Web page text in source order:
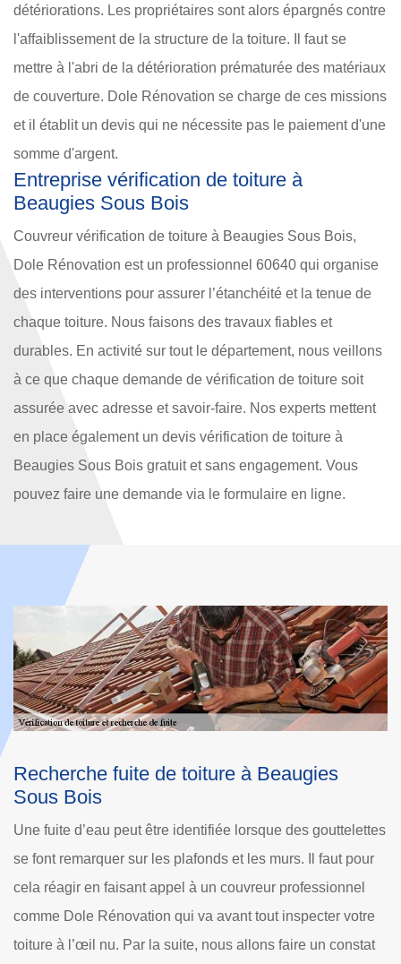
détériorations. Les propriétaires sont alors épargnés contre
l'affaiblissement de la structure de la toiture. Il faut se
mettre à l'abri de la détérioration prématurée des matériaux
de couverture. Dole Rénovation se charge de ces missions
et il établit un devis qui ne nécessite pas le paiement d'une
somme d'argent.
Entreprise vérification de toiture à
Beaugies Sous Bois
Couvreur vérification de toiture à Beaugies Sous Bois,
Dole Rénovation est un professionnel 60640 qui organise
des interventions pour assurer l’étanchéité et la tenue de
chaque toiture. Nous faisons des travaux fiables et
durables. En activité sur tout le département, nous veillons
à ce que chaque demande de vérification de toiture soit
assurée avec adresse et savoir-faire. Nos experts mettent
en place également un devis vérification de toiture à
Beaugies Sous Bois gratuit et sans engagement. Vous
pouvez faire une demande via le formulaire en ligne.
Spécialiste recherche de fuite de toiture à
Beaugies Sous Bois
Active en ce qui concerne l’entretien et le traitement de
toiture, l’équipe couvreur vérification de toiture à Beaugies
Sous Bois chez Dole Rénovation dispose un service
adéquat à chaque demande. Nous travaillons pour cela sur
tout type de matériaux et tout type de structure. Grâce à la